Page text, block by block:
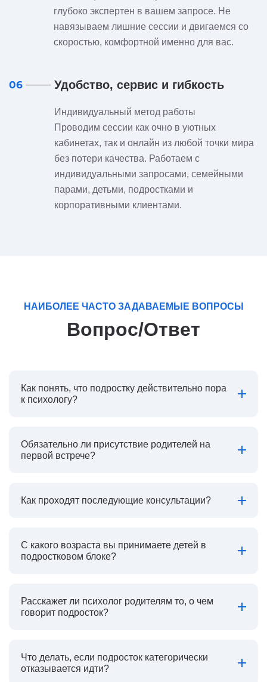
глубоко экспертен в вашем запросе. Не
навязываем лишние сессии и двигаемся со
скоростью, комфортной именно для вас.
06 Удобство, сервис и гибкость
Индивидуальный метод работы
Проводим сессии как очно в уютных
кабинетах, так и онлайн из любой точки мира
без потери качества. Работаем с
индивидуальными запросами, семейными
парами, детьми, подростками и
корпоративными клиентами.
НАИБОЛЕЕ ЧАСТО ЗАДАВАЕМЫЕ ВОПРОСЫ
Вопрос/Ответ
Как понять, что подростку действительно пора
к психологу?
Обязательно ли присутствие родителей на
первой встрече?
Как проходят последующие консультации?
С какого возраста вы принимаете детей в
подростковом блоке?
Расскажет ли психолог родителям то, о чем
говорит подросток?
Что делать, если подросток категорически
отказывается идти?